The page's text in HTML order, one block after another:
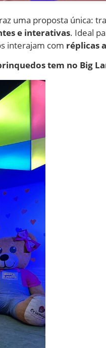
uma proposta única:
e interativas. Ideal
interajam com réplicas
tem no Big